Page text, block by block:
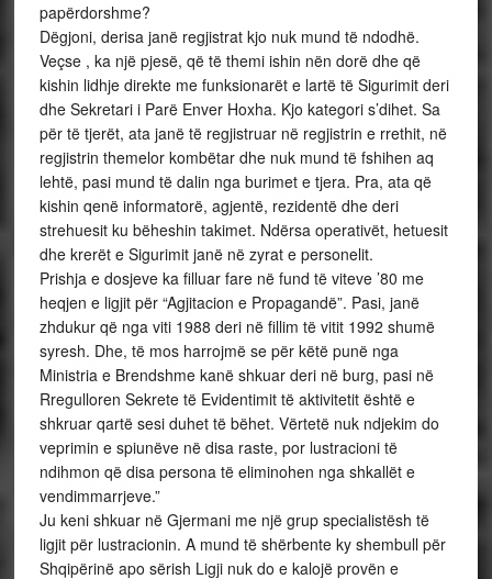
papërdorshme?
Dëgjoni, derisa janë regjistrat kjo nuk mund të ndodhë.
Veçse , ka një pjesë, që të themi ishin nën dorë dhe që
kishin lidhje direkte me funksionarët e lartë të Sigurimit deri
dhe Sekretari i Parë Enver Hoxha. Kjo kategori s’dihet. Sa
për të tjerët, ata janë të regjistruar në regjistrin e rrethit, në
regjistrin themelor kombëtar dhe nuk mund të fshihen aq
lehtë, pasi mund të dalin nga burimet e tjera. Pra, ata që
kishin qenë informatorë, agjentë, rezidentë dhe deri
strehuesit ku bëheshin takimet. Ndërsa operativët, hetuesit
dhe krerët e Sigurimit janë në zyrat e personelit.
Prishja e dosjeve ka filluar fare në fund të viteve ’80 me
heqjen e ligjit për “Agjitacion e Propagandë”. Pasi, janë
zhdukur që nga viti 1988 deri në fillim të vitit 1992 shumë
syresh. Dhe, të mos harrojmë se për këtë punë nga
Ministria e Brendshme kanë shkuar deri në burg, pasi në
Rregulloren Sekrete të Evidentimit të aktivitetit është e
shkruar qartë sesi duhet të bëhet. Vërtetë nuk ndjekim do
veprimin e spiunëve në disa raste, por lustracioni të
ndihmon që disa persona të eliminohen nga shkallët e
vendimmarrjeve.”
Ju keni shkuar në Gjermani me një grup specialistësh të
ligjit për lustracionin. A mund të shërbente ky shembull për
Shqipërinë apo sërish Ligji nuk do e kalojë provën e